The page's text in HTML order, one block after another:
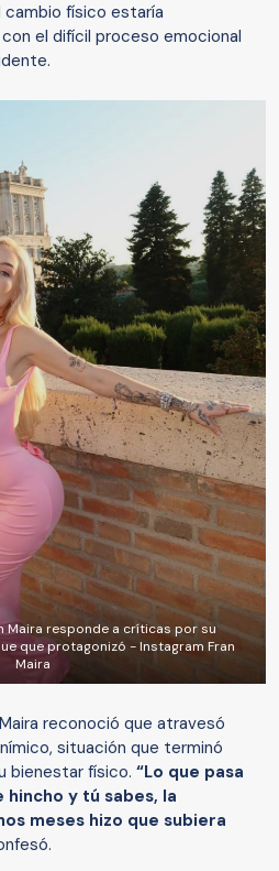
físico estaría
el difícil proceso emocional
Maira responde a críticas por su
que protagonizó - Instagram Fran
Maira
reconoció que atravesó
situación que terminó
bienestar físico. “Lo que pasa
hincho y tú sabes, la
meses hizo que subiera